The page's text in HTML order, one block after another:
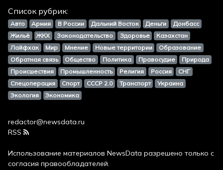
Список рубрик:
Авто Армия В России Дальний Восток Деньги
Донбасс
Жильё
ЖКХ Законодательство Здоровье
Казахстан
Лайфхак
Мир Мнение Новые территории
Образование
Обратная связь
Общество Политика Правосудие
Природа
Происшествия
Промышленность Религия Россия
СНГ
Спецоперация
Спорт СССР 2.0 Транспорт
Украина
Экология
Экономика
redactor@newsdata.ru
RSS
Использование материалов NewsData разрешено только с
согласия правообладателей.